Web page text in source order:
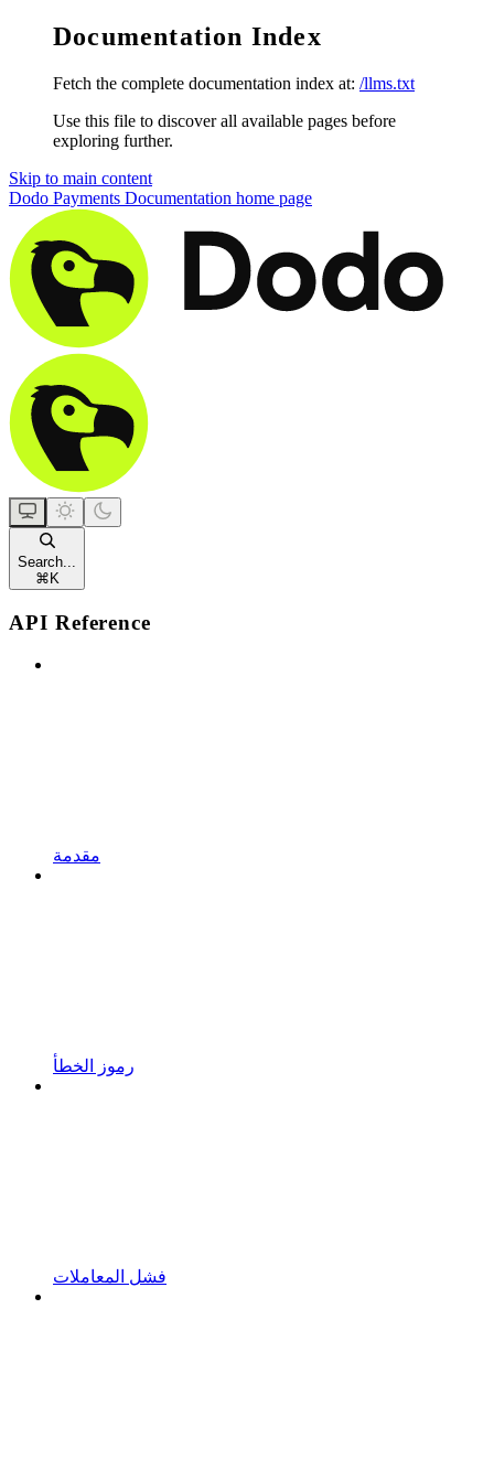
Documentation Index
Fetch the complete documentation index at: /llms.txt
Use this file to discover all available pages before
exploring further.
Skip to main content
Dodo Payments Documentation home page
Search...
⌘ K
API Reference
مقدمة
رموز الخطأ
فشل المعاملات